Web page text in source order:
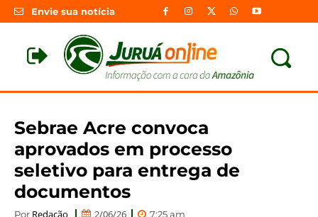
Envie sua notícia
Sebrae Acre convoca
aprovados em processo
seletivo para entrega de
documentos
Por Redação 2/06/26 7:25 am